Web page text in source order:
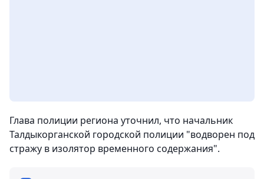
Глава полиции региона уточнил, что начальник
Талдыкорганской городской полиции "водворен под
стражу в изолятор временного содержания".